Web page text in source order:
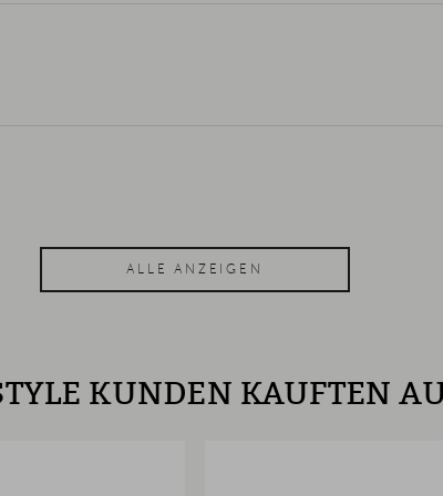
ALLE ANZEIGEN
KUNDEN KAUFTEN